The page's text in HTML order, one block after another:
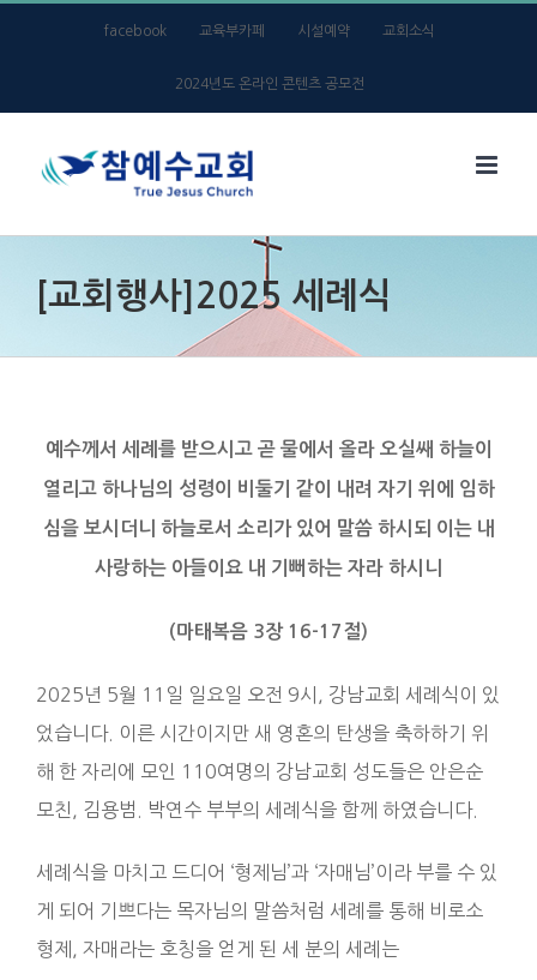
facebook 교육부카페 시설예약 교회소식
2024년도 온라인 콘텐츠 공모전
[교회행사]2025 세례식
예수께서 세례를 받으시고 곧 물에서 올라 오실쌔 하늘이
열리고 하나님의 성령이 비둘기 같이 내려 자기 위에 임하
심을 보시더니 하늘로서 소리가 있어 말씀 하시되 이는 내
사랑하는 아들이요 내 기뻐하는 자라 하시니
(마태복음 3장 16-17절)
2025년 5월 11일 일요일 오전 9시, 강남교회 세례식이 있
었습니다. 이른 시간이지만 새 영혼의 탄생을 축하하기 위
해 한 자리에 모인 110여명의 강남교회 성도들은 안은순
모친, 김용범. 박연수 부부의 세례식을 함께 하였습니다.
세례식을 마치고 드디어 ‘형제님’과 ‘자매님’이라 부를 수 있
게 되어 기쁘다는 목자님의 말씀처럼 세례를 통해 비로소
형제, 자매라는 호칭을 얻게 된 세 분의 세례는